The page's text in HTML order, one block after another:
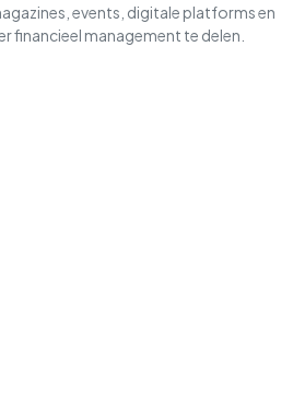
events, digitale platforms en
financieel management te delen.